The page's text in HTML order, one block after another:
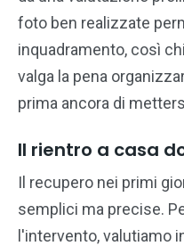
foto ben realizzate
inquadramento, così
valga la pena
prima ancora di
Il rientro a casa
Il recupero nei primi
semplici ma precise.
l'intervento, valutiamo